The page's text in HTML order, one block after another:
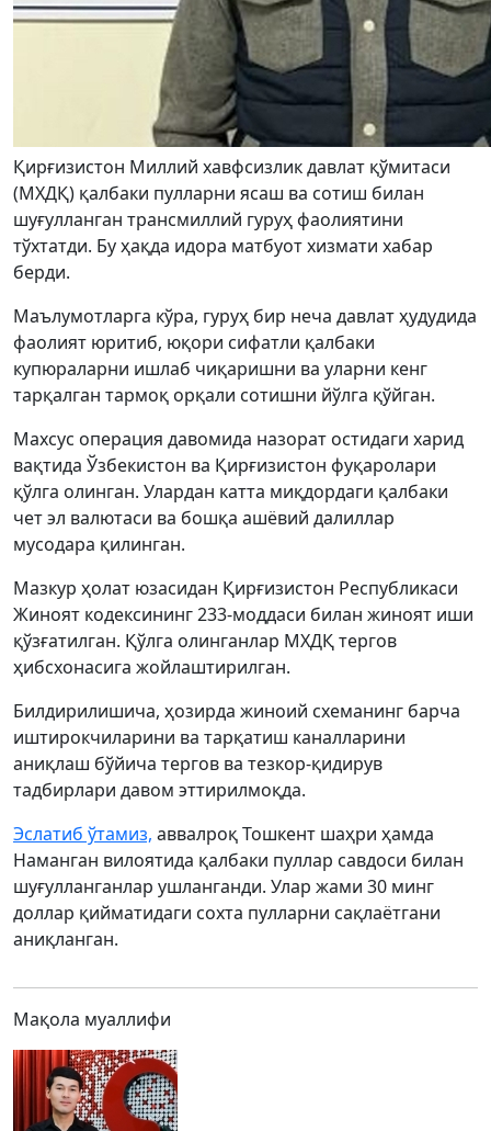
Қирғизистон Миллий хавфсизлик давлат қўмитаси
(МХДҚ) қалбаки пулларни ясаш ва сотиш билан
шуғулланган трансмиллий гуруҳ фаолиятини
тўхтатди. Бу ҳақда идора матбуот хизмати хабар
берди.
Маълумотларга кўра, гуруҳ бир неча давлат ҳудудида
фаолият юритиб, юқори сифатли қалбаки
купюраларни ишлаб чиқаришни ва уларни кенг
тарқалган тармоқ орқали сотишни йўлга қўйган.
Махсус операция давомида назорат остидаги харид
вақтида Ўзбекистон ва Қирғизистон фуқаролари
қўлга олинган. Улардан катта миқдордаги қалбаки
чет эл валютаси ва бошқа ашёвий далиллар
мусодара қилинган.
Мазкур ҳолат юзасидан Қирғизистон Республикаси
Жиноят кодексининг 233-моддаси билан жиноят иши
қўзғатилган. Қўлга олинганлар МХДҚ тергов
ҳибсхонасига жойлаштирилган.
Билдирилишича, ҳозирда жиноий схеманинг барча
иштирокчиларини ва тарқатиш каналларини
аниқлаш бўйича тергов ва тезкор-қидирув
тадбирлари давом эттирилмоқда.
Эслатиб ўтамиз, аввалроқ Тошкент шаҳри ҳамда
Наманган вилоятида қалбаки пуллар савдоси билан
шуғулланганлар ушланганди. Улар жами 30 минг
доллар қийматидаги сохта пулларни сақлаётгани
аниқланган.
Мақола муаллифи